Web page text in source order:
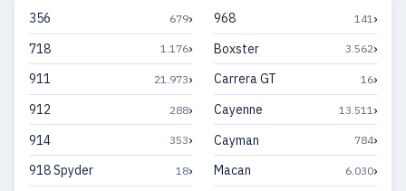
356 679›
718 1.176›
911 21.973›
912 288›
914 353›
918 Spyder 18›
968 141 ›
Boxster 3.562›
Carrera GT 16›
Cayenne 13.511 ›
Cayman 784›
Macan 6.030›